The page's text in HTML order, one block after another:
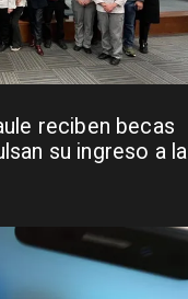
reciben becas
su ingreso a la